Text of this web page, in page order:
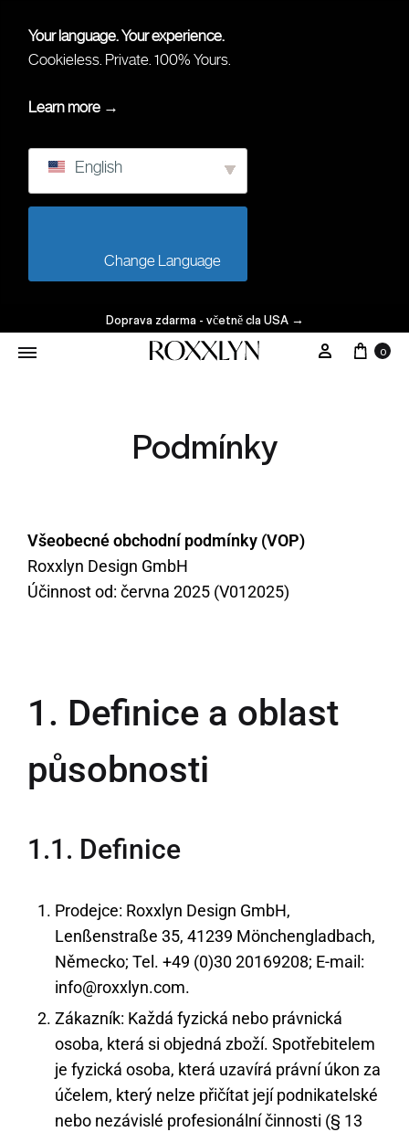
Your language. Your experience.
Cookieless. Private. 100% Yours.
Learn more →
English
Doprava zdarma - včetně cla USA →
0
Podmínky
Všeobecné obchodní podmínky (VOP)
Roxxlyn Design GmbH
Účinnost od: června 2025 (V012025)
1. Definice a oblast
působnosti
1.1. Definice
Prodejce: Roxxlyn Design GmbH,
Lenßenstraße 35, 41239 Mönchengladbach,
Německo; Tel. +49 (0)30 20169208; E-mail:
info@roxxlyn.com.
Zákazník: Každá fyzická nebo právnická
osoba, která si objedná zboží. Spotřebitelem
je fyzická osoba, která uzavírá právní úkon za
účelem, který nelze přičítat její podnikatelské
nebo nezávislé profesionální činnosti (§ 13